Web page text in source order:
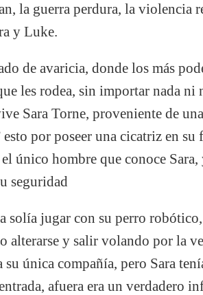
la guerra perdura, la violencia
y Luke.
de avaricia, donde los más
les rodea, sin importar nada ni
Sara Torne, proveniente de
por poseer una cicatriz en
único hombre que conoce
seguridad
solía jugar con su perro
y salir volando por la
su única compañía, pero Sara
afuera era un verdadero